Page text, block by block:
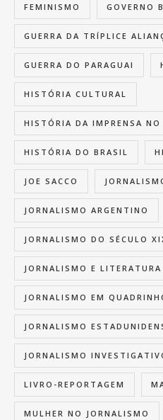
FEMINISMO GOVERNO
GUERRA DA TRÍPLICE
GUERRA DO PARAGUAI
HISTÓRIA CULTURAL
HISTÓRIA DA IMPRENSA NO
HISTÓRIA DO BRASIL
JOE SACCO
JORNALISMO ARGENTINO
JORNALISMO DO SÉCULO
JORNALISMO E LITERATURA
JORNALISMO EM
JORNALISMO
JORNALISMO
LIVRO-REPORTAGEM
MULHER NO JORNALISMO